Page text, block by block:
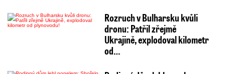
Rozruch v Bulharsku kvůli
dronu: Patřil zřejmě
Ukrajině, explodoval kilometr
od…